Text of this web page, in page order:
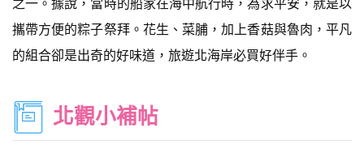
之一。據說，當時的船家在海中航行時，為求平安，就是以
攜帶方便的粽子祭拜。花生、菜脯，加上香菇與魯肉，平凡
的組合卻是出奇的好味道，旅遊北海岸必買好伴手。
北觀小補帖